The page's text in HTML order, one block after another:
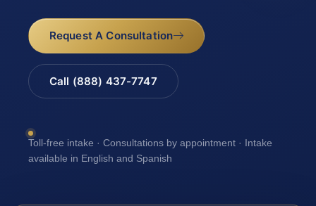
Request A Consultation
Call (888) 437-7747
Toll-free intake · Consultations by appointment · Intake
available in English and Spanish